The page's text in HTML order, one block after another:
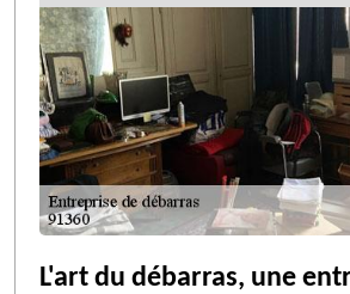
L'art du débarras, une